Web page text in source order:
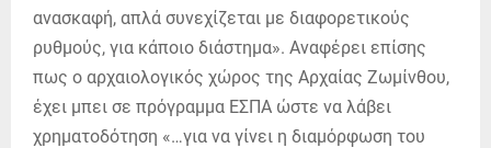
ανασκαφή, απλά συνεχίζεται με διαφορετικούς
ρυθμούς, για κάποιο διάστημα». Αναφέρει επίσης
πως ο αρχαιολογικός χώρος της Αρχαίας Ζωμίνθου,
έχει μπει σε πρόγραμμα ΕΣΠΑ ώστε να λάβει
χρηματοδότηση «…για να γίνει η διαμόρφωση του